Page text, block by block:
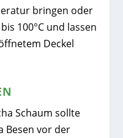
bringen oder
100°C und lassen
Deckel
Schaum sollte
Besen vor der